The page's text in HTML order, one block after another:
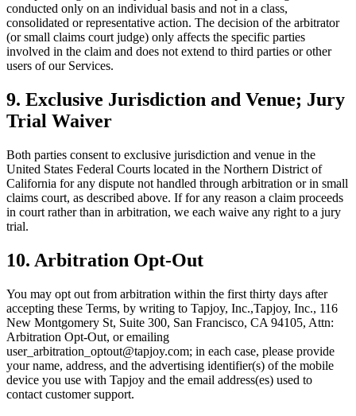
conducted only on an individual basis and not in a class,
consolidated or representative action. The decision of the arbitrator
(or small claims court judge) only affects the specific parties
involved in the claim and does not extend to third parties or other
users of our Services.
9. Exclusive Jurisdiction and Venue; Jury
Trial Waiver
Both parties consent to exclusive jurisdiction and venue in the
United States Federal Courts located in the Northern District of
California for any dispute not handled through arbitration or in small
claims court, as described above. If for any reason a claim proceeds
in court rather than in arbitration, we each waive any right to a jury
trial.
10. Arbitration Opt-Out
You may opt out from arbitration within the first thirty days after
accepting these Terms, by writing to Tapjoy, Inc.,Tapjoy, Inc., 116
New Montgomery St, Suite 300, San Francisco, CA 94105, Attn:
Arbitration Opt-Out, or emailing
user_arbitration_optout@tapjoy.com; in each case, please provide
your name, address, and the advertising identifier(s) of the mobile
device you use with Tapjoy and the email address(es) used to
contact customer support.